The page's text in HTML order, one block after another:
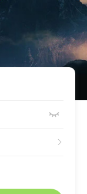

